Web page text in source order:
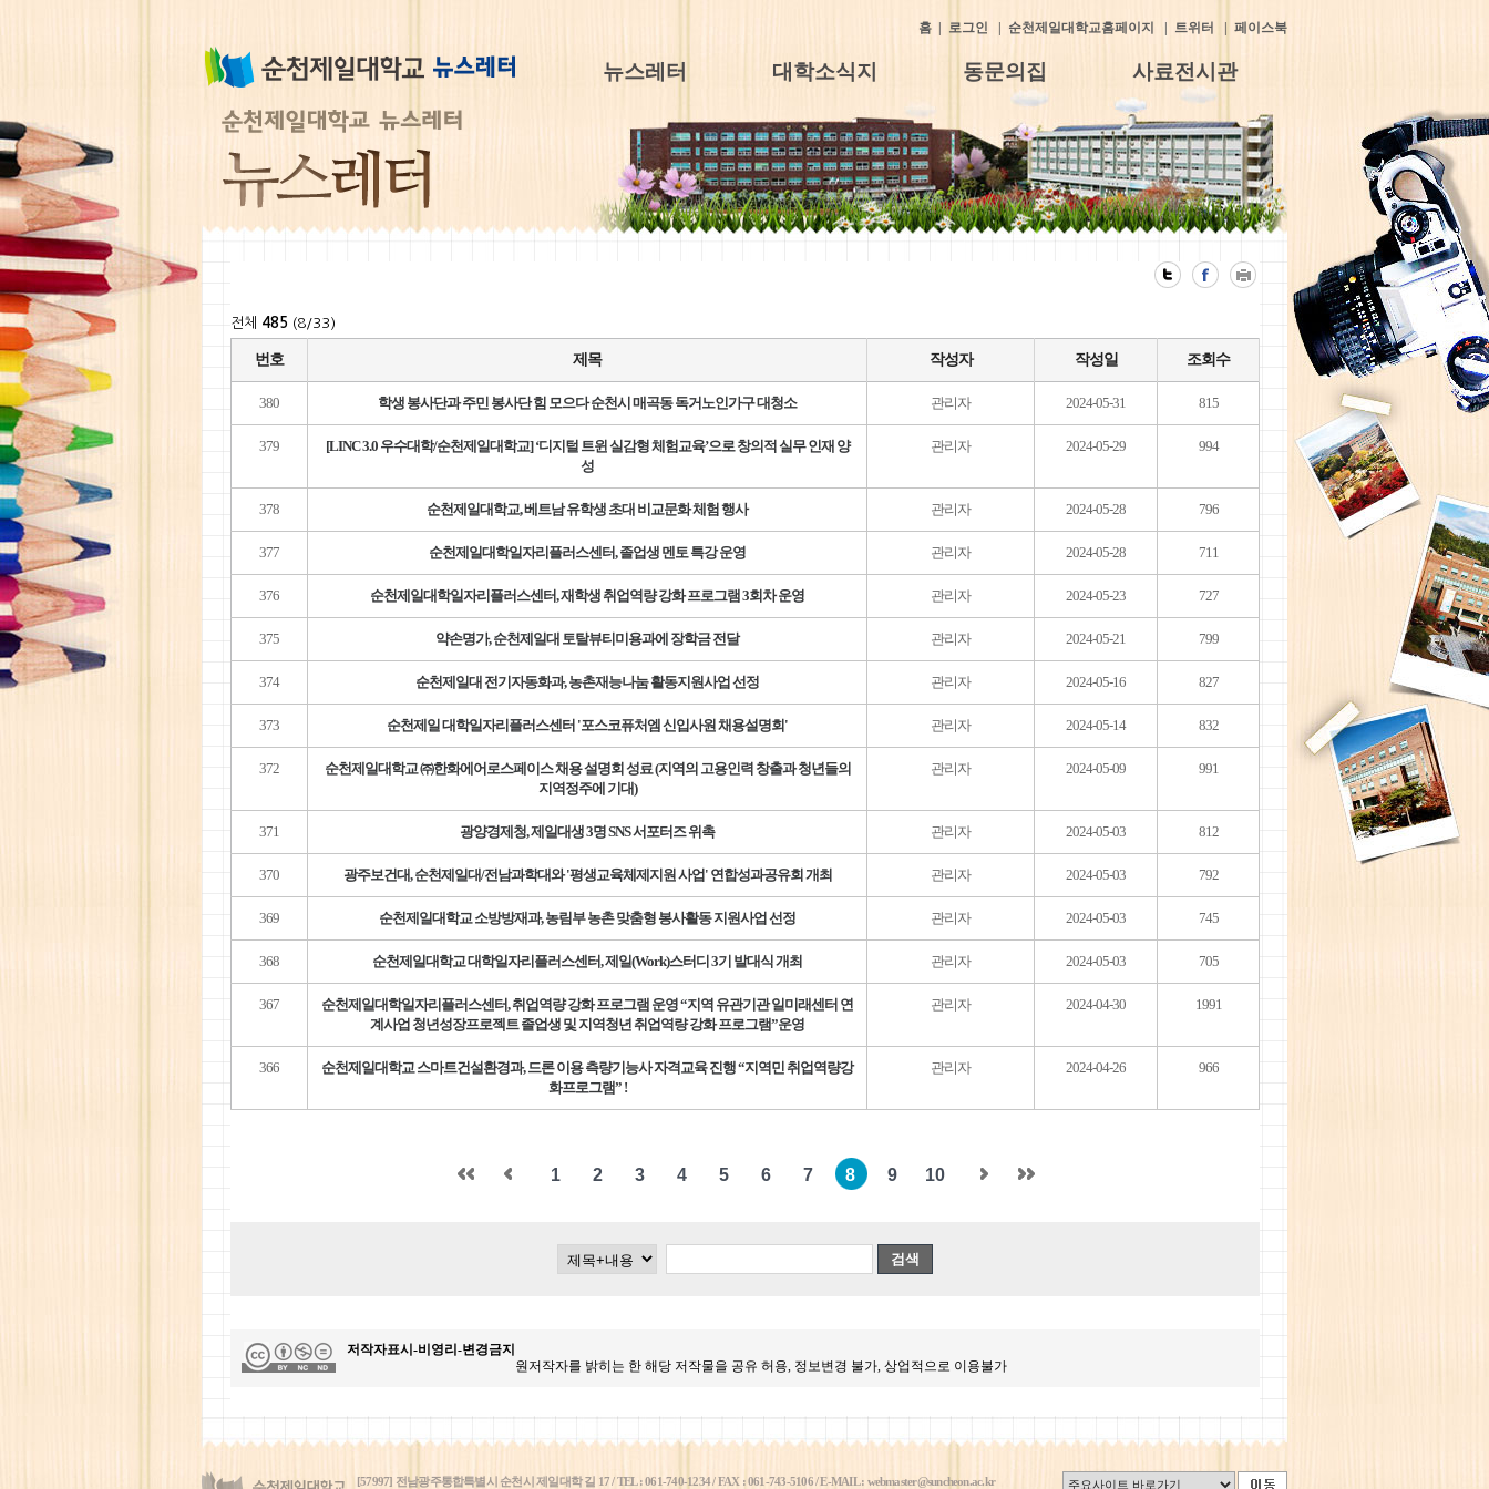
홈 로그인 순천제일대학교홈페이지 트위터 페이스북
뉴스레터 대학소식지 동문의집 사료전시관
전체 485 (8/33)
번호 제목 작성자 작성일 조회수
380 학생 봉사단과 주민 봉사단 힘 모으다 순천시 매곡동 독거노인가구 대청소 관리자 2024-05-31 815
379
[LINC 3.0 우수대학/순천제일대학교] ‘디지털 트윈 실감형 체험교육’으로 창의적 실무 인재 양
성
관리자 2024-05-29 994
378 순천제일대학교, 베트남 유학생 초대 비교문화 체험 행사 관리자 2024-05-28 796
377 순천제일대학일자리플러스센터, 졸업생 멘토 특강 운영 관리자 2024-05-28 711
376 순천제일대학일자리플러스센터, 재학생 취업역량 강화 프로그램 3회차 운영 관리자 2024-05-23 727
375 약손명가, 순천제일대 토탈뷰티미용과에 장학금 전달 관리자 2024-05-21 799
374 순천제일대 전기자동화과, 농촌재능나눔 활동지원사업 선정 관리자 2024-05-16 827
373 순천제일 대학일자리플러스센터 '포스코퓨처엠 신입사원 채용설명회' 관리자 2024-05-14 832
372
순천제일대학교 ㈜한화에어로스페이스 채용 설명회 성료 (지역의 고용인력 창출과 청년들의
지역정주에 기대)
관리자 2024-05-09 991
371 광양경제청, 제일대생 3명 SNS 서포터즈 위촉 관리자 2024-05-03 812
370 광주보건대, 순천제일대/전남과학대와 '평생교육체제지원 사업' 연합성과공유회 개최 관리자 2024-05-03 792
369 순천제일대학교 소방방재과, 농림부 농촌 맞춤형 봉사활동 지원사업 선정 관리자 2024-05-03 745
368 순천제일대학교 대학일자리플러스센터, 제일(Work)스터디 3기 발대식 개최 관리자 2024-05-03 705
367
순천제일대학일자리플러스센터, 취업역량 강화 프로그램 운영 “지역 유관기관 일미래센터 연
계사업 청년성장프로젝트 졸업생 및 지역청년 취업역량 강화 프로그램”운영
관리자 2024-04-30 1991
366
순천제일대학교 스마트건설환경과, 드론 이용 측량기능사 자격교육 진행 “지역민 취업역량강
화프로그램” !
관리자 2024-04-26 966
1 2 3 4 5 6 7 8 9 10
검색
저작자표시-비영리-변경금지
원저작자를 밝히는 한 해당 저작물을 공유 허용, 정보변경 불가, 상업적으로 이용불가
[57997] 전남광주통합특별시 순천시 제일대학 길 17 / TEL : 061-740-1234 / FAX : 061-743-5106 / E-MAIL : webmaster@suncheon.ac.kr